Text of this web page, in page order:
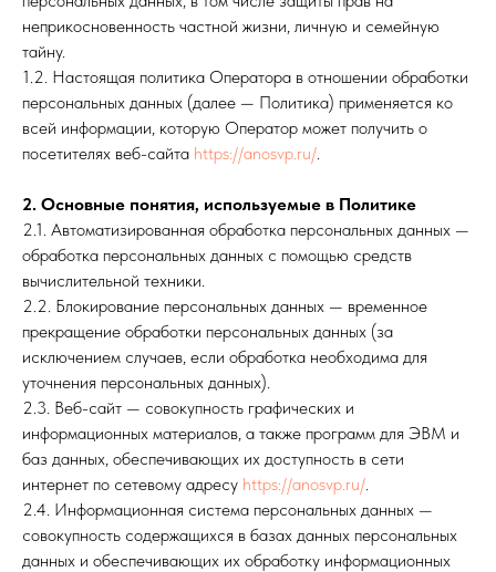
неприкосновенность частной жизни, личную и семейную
тайну.
1.2. Настоящая политика Оператора в отношении обработки
персональных данных (далее — Политика) применяется ко
всей информации, которую Оператор может получить о
посетителях веб-сайта https://anosvp.ru/.
2. Основные понятия, используемые в Политике
2.1. Автоматизированная обработка персональных данных —
обработка персональных данных с помощью средств
вычислительной техники.
2.2. Блокирование персональных данных — временное
прекращение обработки персональных данных (за
исключением случаев, если обработка необходима для
уточнения персональных данных).
2.3. Веб-сайт — совокупность графических и
информационных материалов, а также программ для ЭВМ и
баз данных, обеспечивающих их доступность в сети
интернет по сетевому адресу https://anosvp.ru/.
2.4. Информационная система персональных данных —
совокупность содержащихся в базах данных персональных
данных и обеспечивающих их обработку информационных